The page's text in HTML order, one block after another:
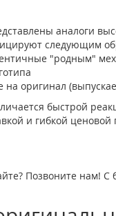
аналоги
следующим
"родным"
оригинал
быстрой
и гибкой ценовой
Позвоните нам! С